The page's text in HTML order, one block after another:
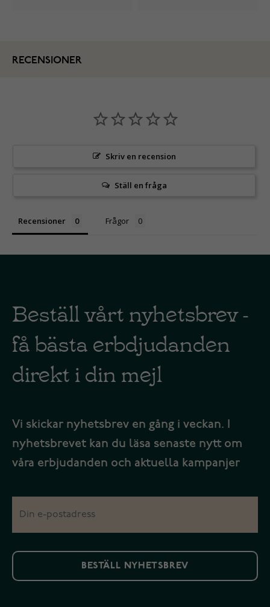
RECENSIONER
Skriv en recension
Ställ en fråga
Recensioner Frågor
Beställ vårt nyhetsbrev -
få bästa erbdjudanden
direkt i din mejl
Vi skickar nyhetsbrev en gång i veckan. I
nyhetsbrevet kan du läsa senaste nytt om
våra erbjudanden och aktuella kampanjer
BESTÄLL NYHETSBREV